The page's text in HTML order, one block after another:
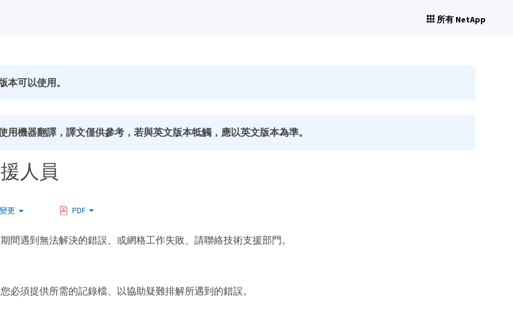
所有 NetApp
本可以使用。
用機器翻譯，譯文僅供參考，若與英文版本牴觸，應以英文版本為準。
人員
更 PDF
間遇到無法解決的錯誤、或網格工作失敗、請聯絡技術支援部門。
必須提供所需的記錄檔、以協助疑難排解所遇到的錯誤。